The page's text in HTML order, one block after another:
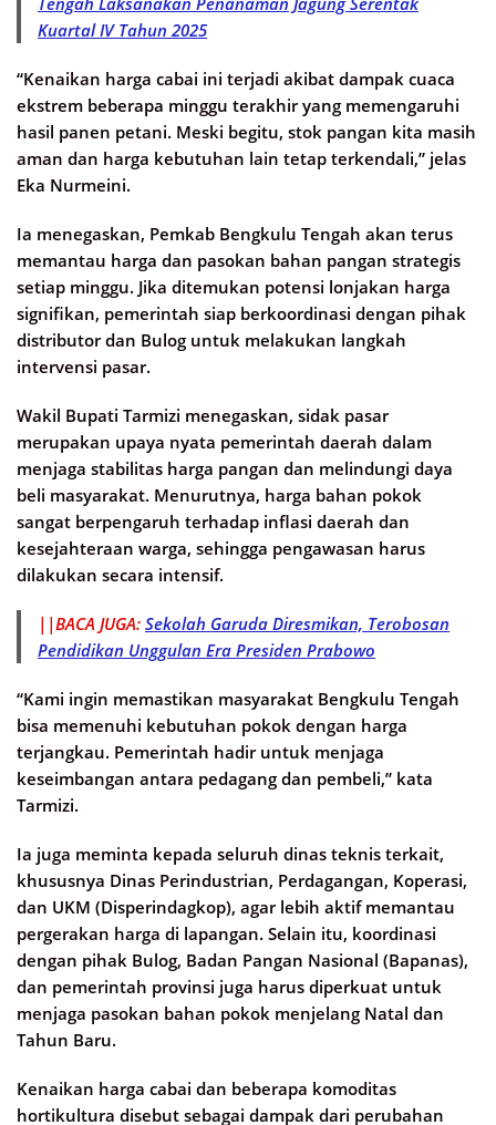
Kuartal IV Tahun 2025
“Kenaikan harga cabai ini terjadi akibat dampak cuaca
ekstrem beberapa minggu terakhir yang memengaruhi
hasil panen petani. Meski begitu, stok pangan kita masih
aman dan harga kebutuhan lain tetap terkendali,” jelas
Eka Nurmeini.
Ia menegaskan, Pemkab Bengkulu Tengah akan terus
memantau harga dan pasokan bahan pangan strategis
setiap minggu. Jika ditemukan potensi lonjakan harga
signifikan, pemerintah siap berkoordinasi dengan pihak
distributor dan Bulog untuk melakukan langkah
intervensi pasar.
Wakil Bupati Tarmizi menegaskan, sidak pasar
merupakan upaya nyata pemerintah daerah dalam
menjaga stabilitas harga pangan dan melindungi daya
beli masyarakat. Menurutnya, harga bahan pokok
sangat berpengaruh terhadap inflasi daerah dan
kesejahteraan warga, sehingga pengawasan harus
dilakukan secara intensif.
||BACA JUGA: Sekolah Garuda Diresmikan, Terobosan
Pendidikan Unggulan Era Presiden Prabowo
“Kami ingin memastikan masyarakat Bengkulu Tengah
bisa memenuhi kebutuhan pokok dengan harga
terjangkau. Pemerintah hadir untuk menjaga
keseimbangan antara pedagang dan pembeli,” kata
Tarmizi.
Ia juga meminta kepada seluruh dinas teknis terkait,
khususnya Dinas Perindustrian, Perdagangan, Koperasi,
dan UKM (Disperindagkop), agar lebih aktif memantau
pergerakan harga di lapangan. Selain itu, koordinasi
dengan pihak Bulog, Badan Pangan Nasional (Bapanas),
dan pemerintah provinsi juga harus diperkuat untuk
menjaga pasokan bahan pokok menjelang Natal dan
Tahun Baru.
Kenaikan harga cabai dan beberapa komoditas
hortikultura disebut sebagai dampak dari perubahan